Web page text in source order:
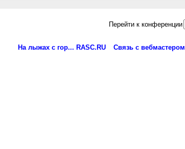
Перейти к конференции
На лыжах с гор... RASC.RU Связь с вебмастером